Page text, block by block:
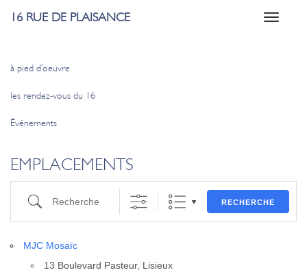
Toggle
16 RUE DE PLAISANCE
à pied d’oeuvre
les rendez-vous du 16
Événements
EMPLACEMENTS
Recherche
RECHERCHE
MJC Mosaïc
13 Bou­le­vard Pas­teur, Lisieux